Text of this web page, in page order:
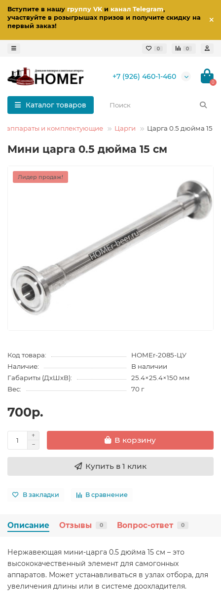
Вступите в нашу группу VKи канал Telegram,
участвуйте в розыгрышах призов и получите скидку на
первый заказ!
0 0
+7 (926) 460-1-460
0
Каталог товаров
аппараты и комплектующие Царги Царга 0.5 дюйма 15
Мини царга 0.5 дюйма 15 см
Лидер продаж!
Код товара:
HOMEr-2085-ЦУ
Наличие:
В наличии
Габариты (ДхШхВ):
25.4×25.4×150 мм
Вес:
70 г
700р.
В корзину
Купить в 1 клик
В закладки В сравнение
Описание Отзывы 0 Вопрос-ответ 0
Нержавеющая мини-царга 0.5 дюйма 15 см – это
высококачественный элемент для самогонных
аппаратов. Может устанавливаться в узлах отбора, для
увеличения длины или в системе доохладителя.